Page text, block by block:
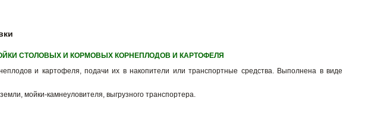
СТОЛОВЫХ И КОРМОВЫХ КОРНЕПЛОДОВ И КАРТОФЕЛЯ
и картофеля, подачи их в накопители или транспортные средства. Выполнена в виде
мойки-камнеуловителя, выгрузного транспортера.